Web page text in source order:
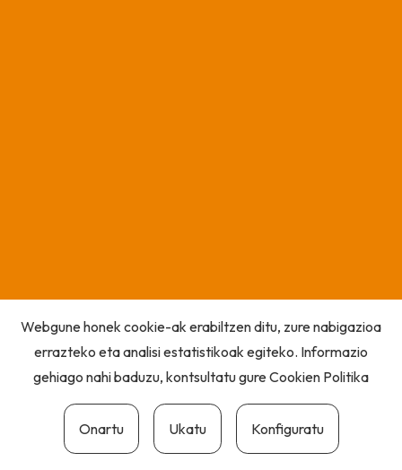
Webgune honek cookie-ak erabiltzen ditu, zure nabigazioa
errazteko eta analisi estatistikoak egiteko. Informazio
gehiago nahi baduzu, kontsultatu gureCookien Politika
Onartu Ukatu Konfiguratu